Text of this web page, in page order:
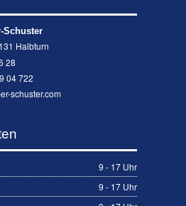
Schuster
Halbturn
28
04 722
schuster.com
9 - 17 Uhr
9 - 17 Uhr